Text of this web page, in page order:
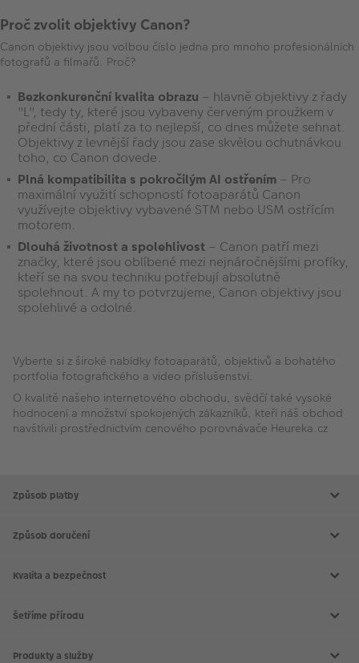
Proč zvolit objektivy Canon?
Canon objektivy jsou volbou číslo jedna pro mnoho profesionálních
fotografů a filmařů. Proč?
Bezkonkurenční kvalita obrazu – hlavně objektivy z řady
"L", tedy ty, které jsou vybaveny červeným proužkem v
přední části, platí za to nejlepší, co dnes můžete sehnat.
Objektivy z levnější řady jsou zase skvělou ochutnávkou
toho, co Canon dovede.
Plná kompatibilita s pokročilým AI ostřením – Pro
maximální využití schopností fotoaparátů Canon
využívejte objektivy vybavené STM nebo USM ostřícím
motorem.
Dlouhá životnost a spolehlivost – Canon patří mezi
značky, které jsou oblíbené mezi nejnáročnějšími profíky,
kteří se na svou techniku potřebují absolutně
spolehnout. A my to potvrzujeme, Canon objektivy jsou
spolehlivé a odolné.
Vyberte si z široké nabídky fotoaparátů, objektivů a bohatého
portfolia fotografického a video příslušenství.
O kvalitě našeho internetového obchodu, svědčí také vysoké
hodnocení a množství spokojených zákazníků, kteří náš obchod
navštívili prostřednictvím cenového porovnávače Heureka.cz
Způsob platby
Způsob doručení
Kvalita a bezpečnost
Šetříme přírodu
Produkty a služby